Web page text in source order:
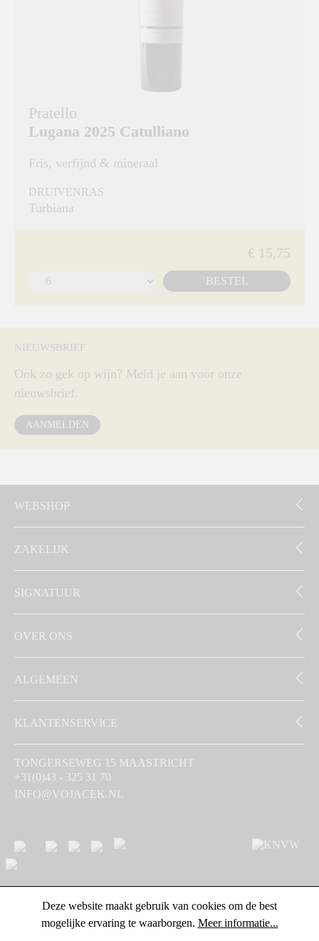
Pratello
Lugana 2025 Catulliano
Fris, verfijnd & mineraal
DRUIVENRAS
Turbiana
€ 15,75
BESTEL
NIEUWSBRIEF
Ook zo gek op wijn? Meld je aan voor onze
nieuwsbrief.
AANMELDEN
WEBSHOP
ZAKELIJK
SIGNATUUR
OVER ONS
ALGEMEEN
KLANTENSERVICE
TONGERSEWEG 15 MAASTRICHT
+31(0)43 - 325 31 70
INFO@VOJACEK.NL
Deze website maakt gebruik van cookies om de best
mogelijke ervaring te waarborgen. Meer informatie...